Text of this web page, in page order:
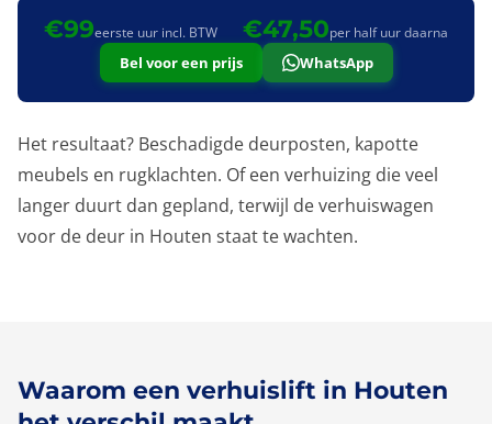
€99eerste uur incl. BTW €47,50per half uur daarna
Bel voor een prijs WhatsApp
Het resultaat? Beschadigde deurposten, kapotte
meubels en rugklachten. Of een verhuizing die veel
langer duurt dan gepland, terwijl de verhuiswagen
voor de deur in Houten staat te wachten.
Waarom een verhuislift in Houten